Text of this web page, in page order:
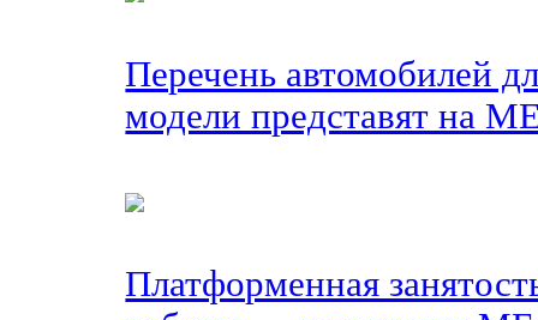
Перечень автомобилей
модели представят на
Платформенная